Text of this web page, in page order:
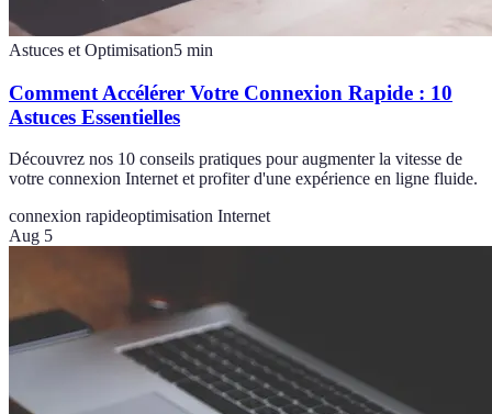
Astuces et Optimisation5 min
Comment Accélérer Votre Connexion Rapide : 10
Astuces Essentielles
Découvrez nos 10 conseils pratiques pour augmenter la vitesse de
votre connexion Internet et profiter d'une expérience en ligne fluide.
connexion rapideoptimisation Internet
Aug 5